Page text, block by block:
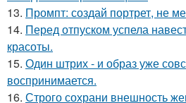
Стиль в одежде
Женская фигура
13. Промпт: создай портрет, не
14. Перед отпуском успела
красоты.
15. Один штрих - и образ уже
воспринимается.
16. Строго сохрани внешность